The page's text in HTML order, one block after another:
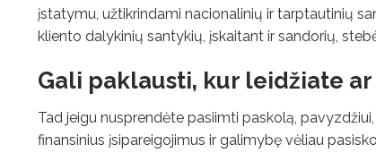
įstatymu, užtikrindami nacionalinių ir tarptautinių
kliento dalykinių santykių, įskaitant ir sandorių,
Gali paklausti, kur leidžiate
Tad jeigu nusprendėte pasiimti paskolą,
finansinius įsipareigojimus ir galimybę vėliau